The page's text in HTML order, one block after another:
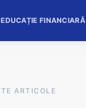
EDUCAȚIE FINANCIARĂ
ARTICOLE